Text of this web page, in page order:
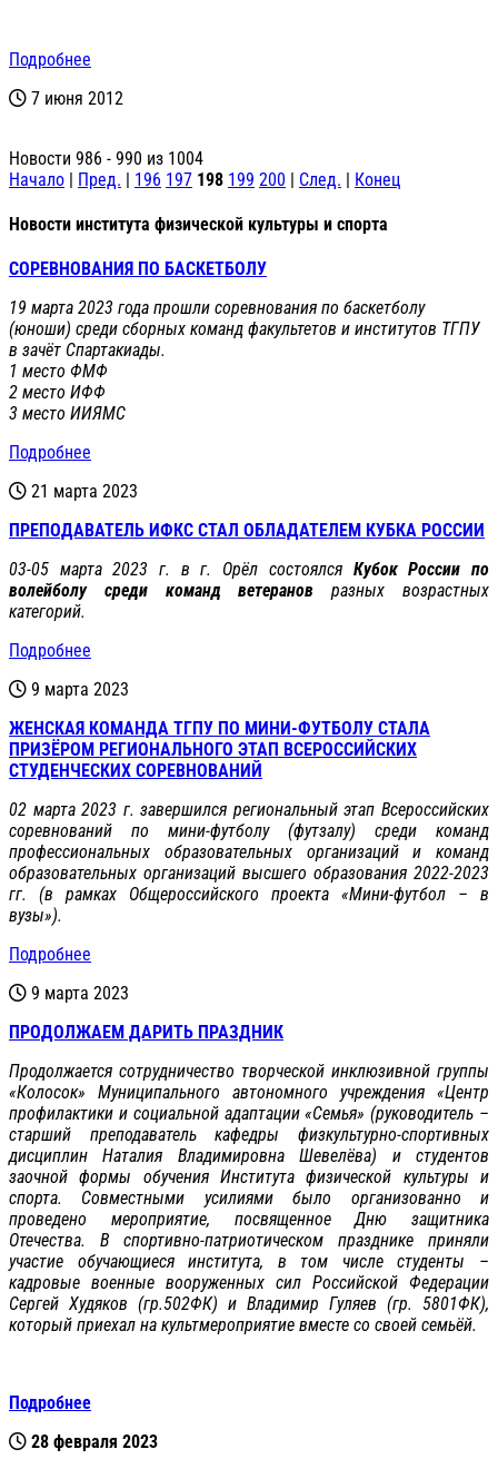
Подробнее
7 июня 2012
Новости 986 - 990 из 1004
Начало | Пред. | 196 197 198 199 200 | След. | Конец
Новости института физической культуры и спорта
СОРЕВНОВАНИЯ ПО БАСКЕТБОЛУ
19 марта 2023 года прошли соревнования по баскетболу
(юноши) среди сборных команд факультетов и институтов ТГПУ
в зачёт Спартакиады.
1 место ФМФ
2 место ИФФ
3 место ИИЯМС
Подробнее
21 марта 2023
ПРЕПОДАВАТЕЛЬ ИФКС СТАЛ ОБЛАДАТЕЛЕМ КУБКА РОССИИ
03-05 марта 2023 г. в г. Орёл состоялся Кубок России по
волейболу среди команд ветеранов разных возрастных
категорий.
Подробнее
9 марта 2023
ЖЕНСКАЯ КОМАНДА ТГПУ ПО МИНИ-ФУТБОЛУ СТАЛА
ПРИЗЁРОМ РЕГИОНАЛЬНОГО ЭТАП ВСЕРОССИЙСКИХ
СТУДЕНЧЕСКИХ СОРЕВНОВАНИЙ
02 марта 2023 г. завершился региональный этап Всероссийских
соревнований по мини-футболу (футзалу) среди команд
профессиональных образовательных организаций и команд
образовательных организаций высшего образования 2022-2023
гг. (в рамках Общероссийского проекта «Мини-футбол – в
вузы»).
Подробнее
9 марта 2023
ПРОДОЛЖАЕМ ДАРИТЬ ПРАЗДНИК
Продолжается сотрудничество творческой инклюзивной группы
«Колосок» Муниципального автономного учреждения «Центр
профилактики и социальной адаптации «Семья» (руководитель –
старший преподаватель кафедры физкультурно-спортивных
дисциплин Наталия Владимировна Шевелёва) и студентов
заочной формы обучения Института физической культуры и
спорта. Совместными усилиями было организованно и
проведено мероприятие, посвященное Дню защитника
Отечества. В спортивно-патриотическом празднике приняли
участие обучающиеся института, в том числе студенты –
кадровые военные вооруженных сил Российской Федерации
Сергей Худяков (гр.502ФК) и Владимир Гуляев (гр. 5801ФК),
который приехал на культмероприятие вместе со своей семьёй.
Подробнее
28 февраля 2023